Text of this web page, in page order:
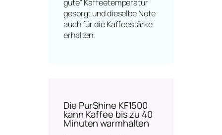
gute“ Kaffeetemperatur
gesorgt und dieselbe Note
auch für die Kaffeestärke
erhalten.
Die PurShine KF1500
kann Kaffee bis zu 40
Minuten warmhalten